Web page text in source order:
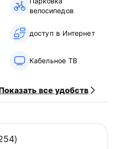
не принимаются (Auto-
велосипедов
доступ в Интернет
Кабельное ТВ
все удобств